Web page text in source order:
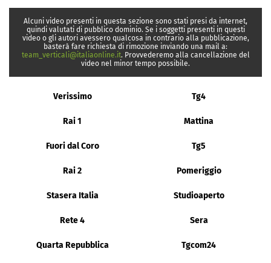
Alcuni video presenti in questa sezione sono stati presi da internet,
quindi valutati di pubblico dominio. Se i soggetti presenti in questi
video o gli autori avessero qualcosa in contrario alla pubblicazione,
basterà fare richiesta di rimozione inviando una mail a:
team_verticali@italiaonline.it. Provvederemo alla cancellazione del
video nel minor tempo possibile.
Verissimo Tg4
Rai 1 Mattina
Fuori dal Coro Tg5
Rai 2 Pomeriggio
Stasera Italia Studioaperto
Rete 4 Sera
Quarta Repubblica Tgcom24